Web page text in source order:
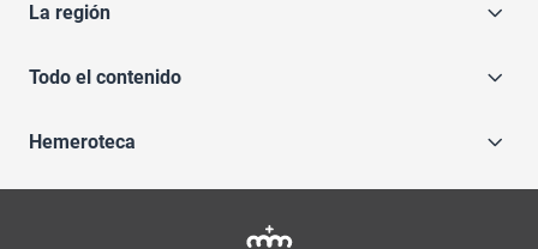
La región
Todo el contenido
Hemeroteca